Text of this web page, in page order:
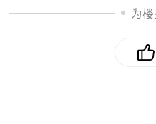
为